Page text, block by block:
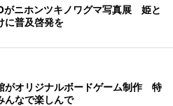
がニホンツキノワグマ写真展 姫と
に普及啓発を
がオリジナルボードゲーム制作 特
んなで楽しんで